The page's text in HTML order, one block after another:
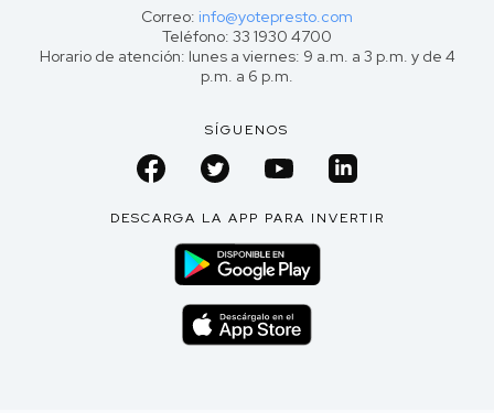
Correo: info@yotepresto.com
Teléfono: 33 1930 4700
Horario de atención: lunes a viernes: 9 a.m. a 3 p.m. y de 4
p.m. a 6 p.m.
SÍGUENOS
DESCARGA LA APP PARA INVERTIR